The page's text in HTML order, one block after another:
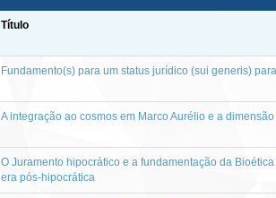
Título
Fundamento(s) para um status jurídico (sui generis)
A integração ao cosmos em Marco Aurélio e a
O Juramento hipocrático e a fundamentação da
era pós-hipocrática